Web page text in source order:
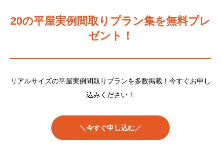
20の平屋実例間取りプラン集を無料プレ
ゼント！
リアルサイズの平屋実例間取りプランを多数掲載！今すぐお申し
込みください！
＼今すぐ申し込む／